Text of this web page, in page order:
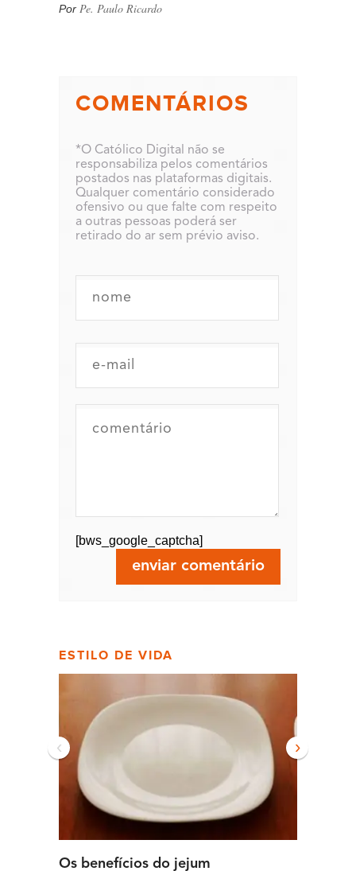
Por Pe. Paulo Ricardo
COMENTÁRIOS
*O Católico Digital não se
responsabiliza pelos comentários
postados nas plataformas digitais.
Qualquer comentário considerado
ofensivo ou que falte com respeito
a outras pessoas poderá ser
retirado do ar sem prévio aviso.
[bws_google_captcha]
ESTILO DE VIDA
Os benefícios do jejum
‹ ›